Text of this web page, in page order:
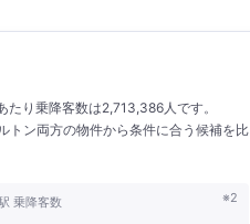
り乗降客数は2,713,386人です。
トン両方の物件から条件に合う候補を比
※2
乗降客数